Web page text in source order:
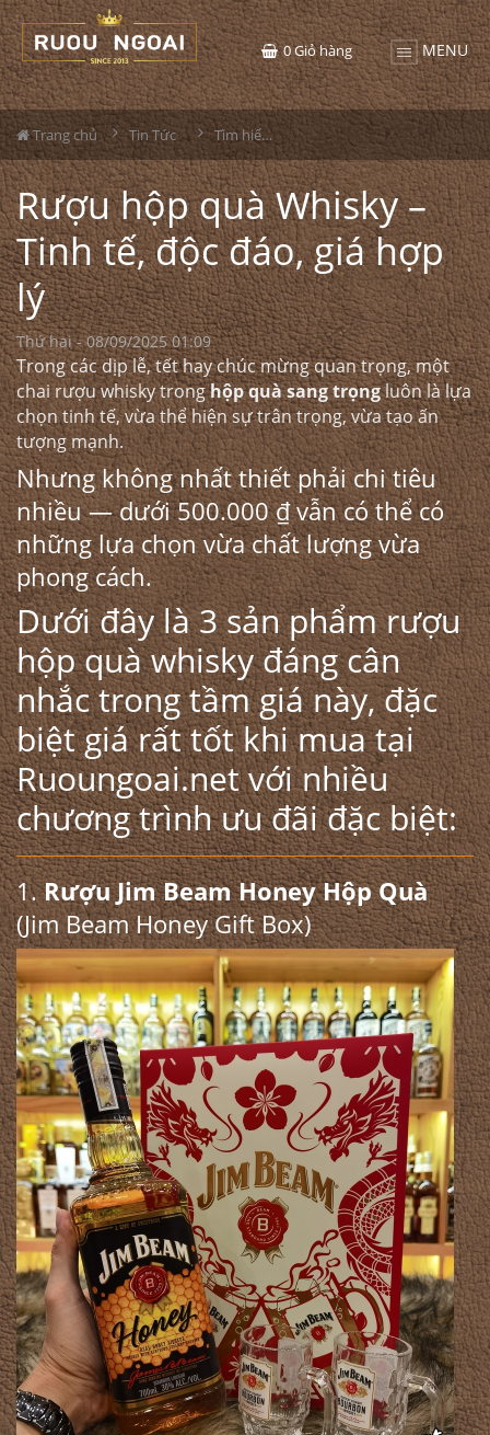
MENU
0Giỏ hàng
Trang chủ Tin Tức Tìm hiểu về rượu
Rượu hộp quà Whisky –
Tinh tế, độc đáo, giá hợp
lý
Thứ hai - 08/09/2025 01:09
Trong các dịp lễ, tết hay chúc mừng quan trọng, một
chairượu whiskytronghộp quà sang trọngluôn là lựa
chọn tinh tế, vừa thể hiện sự trân trọng, vừa tạo ấn
tượng mạnh.
Nhưng không nhất thiết phải chi tiêu
nhiều — dưới 500.000 ₫ vẫn có thể có
những lựa chọn vừa chất lượng vừa
phong cách.
Dưới đây là 3 sản phẩm rượu
hộp quà whisky đáng cân
nhắc trong tầm giá này, đặc
biệt giá rất tốt khi mua tại
Ruoungoai.net với nhiều
chương trình ưu đãi đặc biệt:
1.Rượu Jim Beam Honey Hộp Quà
(Jim Beam Honey Gift Box)